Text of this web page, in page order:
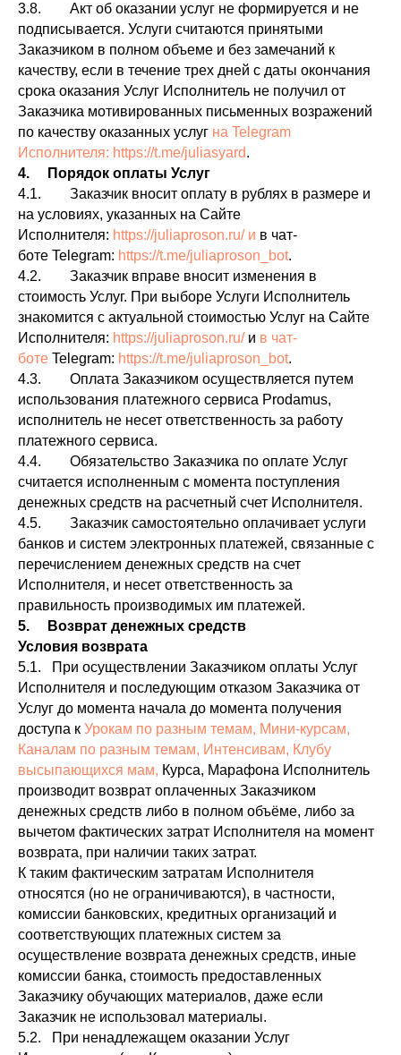
3.8. Акт об оказании услуг не формируется и не
подписывается. Услуги считаются принятыми
Заказчиком в полном объеме и без замечаний к
качеству, если в течение трех дней с даты окончания
срока оказания Услуг Исполнитель не получил от
Заказчика мотивированных письменных возражений
по качеству оказанных услуг на Telegram
Исполнителя: https://t.me/juliasyard.
4. Порядок оплаты Услуг
4.1. Заказчик вносит оплату в рублях в размере и
на условиях, указанных на Сайте
Исполнителя: https://juliaproson.ru/и в чат-
боте Telegram: https://t.me/juliaproson_bot.
4.2. Заказчик вправе вносит изменения в
стоимость Услуг. При выборе Услуги Исполнитель
знакомится с актуальной стоимостью Услуг на Сайте
Исполнителя: https://juliaproson.ru/и в чат-
боте Telegram: https://t.me/juliaproson_bot.
4.3. Оплата Заказчиком осуществляется путем
использования платежного сервиса Prodamus,
исполнитель не несет ответственность за работу
платежного сервиса.
4.4. Обязательство Заказчика по оплате Услуг
считается исполненным с момента поступления
денежных средств на расчетный счет Исполнителя.
4.5. Заказчик самостоятельно оплачивает услуги
банков и систем электронных платежей, связанные с
перечислением денежных средств на счет
Исполнителя, и несет ответственность за
правильность производимых им платежей.
5. Возврат денежных средств
Условия возврата
5.1. При осуществлении Заказчиком оплаты Услуг
Исполнителя и последующим отказом Заказчика от
Услуг до момента начала до момента получения
доступа к Урокам по разным темам, Мини-курсам,
Каналам по разным темам, Интенсивам, Клубу
высыпающихся мам, Курса, Марафона Исполнитель
производит возврат оплаченных Заказчиком
денежных средств либо в полном объёме, либо за
вычетом фактических затрат Исполнителя на момент
возврата, при наличии таких затрат.
К таким фактическим затратам Исполнителя
относятся (но не ограничиваются), в частности,
комиссии банковских, кредитных организаций и
соответствующих платежных систем за
осуществление возврата денежных средств, иные
комиссии банка, стоимость предоставленных
Заказчику обучающих материалов, даже если
Заказчик не использовал материалы.
5.2. При ненадлежащем оказании Услуг